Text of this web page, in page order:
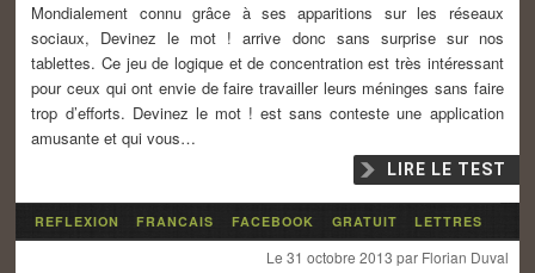
Mondialement connu grâce à ses apparitions sur les réseaux
sociaux, Devinez le mot ! arrive donc sans surprise sur nos
tablettes. Ce jeu de logique et de concentration est très intéressant
pour ceux qui ont envie de faire travailler leurs méninges sans faire
trop d’efforts. Devinez le mot ! est sans conteste une application
amusante et qui vous…
LIRE LE TEST
REFLEXION FRANCAIS FACEBOOK GRATUIT LETTRES
Le31 octobre 2013 par Florian Duval